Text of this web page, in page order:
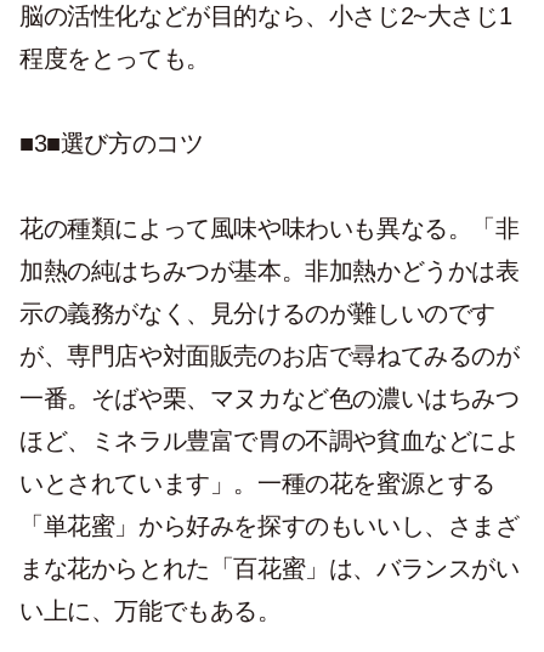
脳の活性化などが目的なら、小さじ2~大さじ1
程度をとっても。
■3■選び方のコツ
花の種類によって風味や味わいも異なる。「非
加熱の純はちみつが基本。非加熱かどうかは表
示の義務がなく、見分けるのが難しいのです
が、専門店や対面販売のお店で尋ねてみるのが
一番。そばや栗、マヌカなど色の濃いはちみつ
ほど、ミネラル豊富で胃の不調や貧血などによ
いとされています」。一種の花を蜜源とする
「単花蜜」から好みを探すのもいいし、さまざ
まな花からとれた「百花蜜」は、バランスがい
い上に、万能でもある。